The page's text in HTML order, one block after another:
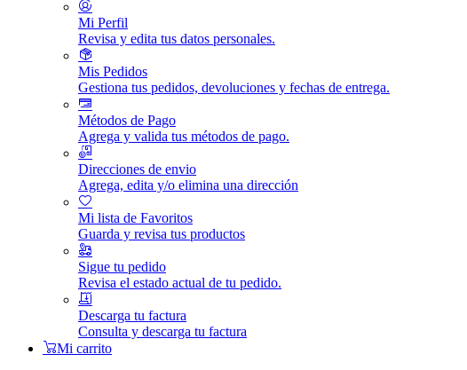
Mi Perfil
Revisa y edita tus datos personales.
Mis Pedidos
Gestiona tus pedidos, devoluciones y fechas de entrega.
Métodos de Pago
Agrega y valida tus métodos de pago.
Direcciones de envio
Agrega, edita y/o elimina una dirección
Mi lista de Favoritos
Guarda y revisa tus productos
Sigue tu pedido
Revisa el estado actual de tu pedido.
Descarga tu factura
Consulta y descarga tu factura
Mi carrito